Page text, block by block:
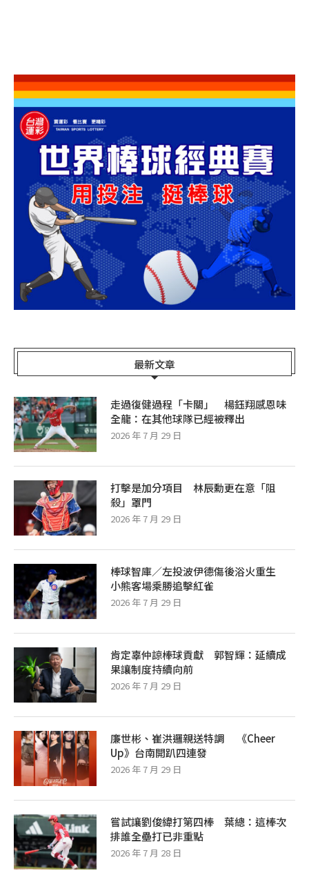
最新文章
走過復健過程「卡關」 楊鈺翔感恩味
全龍：在其他球隊已經被釋出
2026 年 7 月 29 日
打擊是加分項目 林辰勳更在意「阻
殺」罩門
2026 年 7 月 29 日
棒球智庫／左投波伊德傷後浴火重生
小熊客場乘勝追擊紅雀
2026 年 7 月 29 日
肯定辜仲諒棒球貢獻 郭智輝：延續成
果讓制度持續向前
2026 年 7 月 29 日
廉世彬、崔洪邏親送特調 《Cheer
Up》台南開趴四連發
2026 年 7 月 29 日
嘗試讓劉俊緯打第四棒 葉總：這棒次
排誰全壘打已非重點
2026 年 7 月 28 日